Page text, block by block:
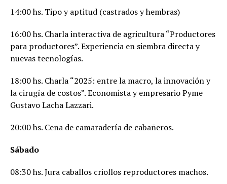
14:00 hs. Tipo y aptitud (castrados y hembras)
16:00 hs. Charla interactiva de agricultura “Productores
para productores”. Experiencia en siembra directa y
nuevas tecnologías.
18:00 hs. Charla “2025: entre la macro, la innovación y
la cirugía de costos”. Economista y empresario Pyme
Gustavo Lacha Lazzari.
20:00 hs. Cena de camaradería de cabañeros.
Sábado
08:30 hs. Jura caballos criollos reproductores machos.